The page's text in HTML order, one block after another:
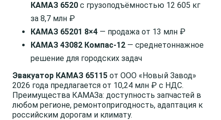
КАМАЗ 6520 с грузоподъёмностью 12 605 кг
за 8,7 млн ₽
КАМАЗ 65201 8×4 — продажа от 13 млн ₽
КАМАЗ 43082 Компас-12 — среднетоннажное
решение для городских задач
Эвакуатор КАМАЗ 65115 от ООО «Новый Завод»
2026 года предлагается от 10,24 млн ₽ с НДС.
Преимущества КАМАЗа: доступность запчастей в
любом регионе, ремонтопригодность, адаптация к
российским дорогам и климату.